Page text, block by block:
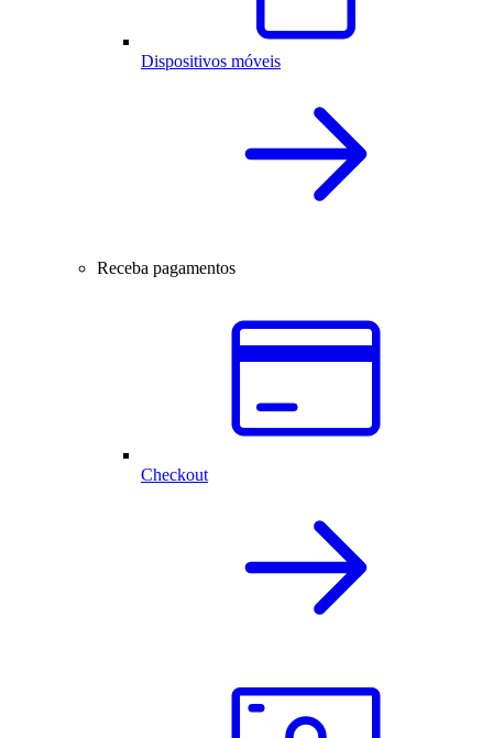
Dispositivos móveis
Receba pagamentos
Checkout